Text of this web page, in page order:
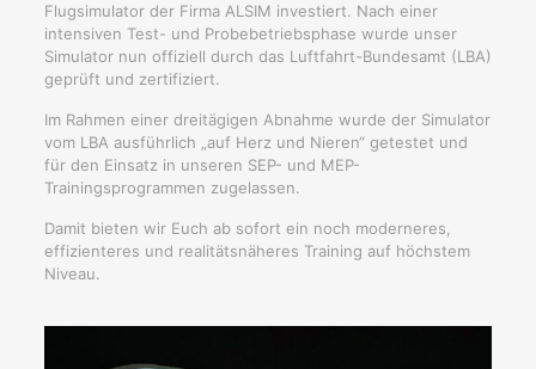
Flugsimulator der Firma ALSIM investiert. Nach einer
intensiven Test- und Probebetriebsphase wurde unser
Simulator nun offiziell durch das Luftfahrt-Bundesamt (LBA)
geprüft und zertifiziert.
Im Rahmen einer dreitägigen Abnahme wurde der Simulator
vom LBA ausführlich „auf Herz und Nieren“ getestet und
für den Einsatz in unseren SEP- und MEP-
Trainingsprogrammen zugelassen.
Damit bieten wir Euch ab sofort ein noch moderneres,
effizienteres und realitätsnäheres Training auf höchstem
Niveau.